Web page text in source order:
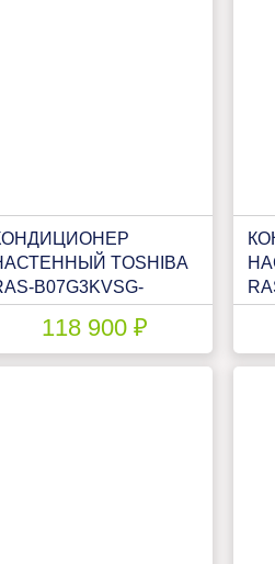
TOSHIBA
B07G3KVSG-
RAS-07J2AVSG-E1
118 900 ₽